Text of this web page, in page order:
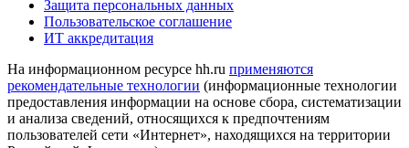
Защита персональных данных
Пользовательское соглашение
ИТ аккредитация
На информационном ресурсе hh.ru применяются
рекомендательные технологии (информационные технологии
предоставления информации на основе сбора, систематизации
и анализа сведений, относящихся к предпочтениям
пользователей сети «Интернет», находящихся на территории